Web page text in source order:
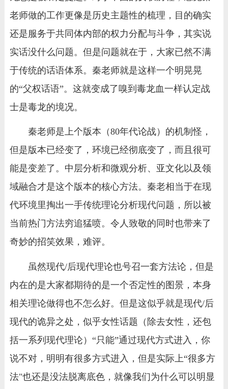
老师做的工作更像是历史主题性的梳理，目的确实
还是服务于共同体内部的权力分配与斗争，其实说
实话没什么问题。但是问题就在于，大家已然不满
于传统的话语体系。秦老师就是这样一个明晃晃
的“父权话语”。这就变成了嗅到毒龙血一样认定战
士是毒龙的境况。
秦老师是上个版本（80年代论战）的机制怪，
但是版本已经变了，环境已经彻底变了，而且很可
能是变差了。中层分析和微观分析、亚文化以及领
域融合才是这个版本的核心方法。秦老相当于在现
代环境里掏出一手传统理论分析现代问题，所以被
当前热门方法穷追猛喷。令人致敬的同时也带来了
奇妙的招笑效果，难评。
虽然现代/后现代理论也号召一套方法论，但是
内在的是大家都期待的是一个否定性的图景，本身
相关理论做得也不怎么好。但是这似乎就是现代/后
现代的诡异之处，似乎女性话题（除去女性，还包
括一系列现代理论）“只能”通过现代方式进入，你
说不对，明明有很多方式进入，但是实际上“很多方
法"也还是没法脱离底色，就像我们为什么可以明显